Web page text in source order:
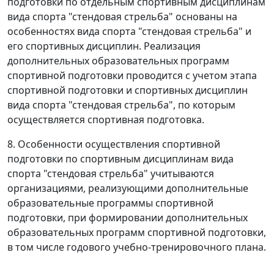
вида спорта "стендовая стрельба" основаны на
особенностях вида спорта "стендовая стрельба" и
его спортивных дисциплин. Реализация
дополнительных образовательных программ
спортивной подготовки проводится с учетом этапа
спортивной подготовки и спортивных дисциплин
вида спорта "стендовая стрельба", по которым
осуществляется спортивная подготовка.
8. Особенности осуществления спортивной
подготовки по спортивным дисциплинам вида
спорта "стендовая стрельба" учитываются
организациями, реализующими дополнительные
образовательные программы спортивной
подготовки, при формировании дополнительных
образовательных программ спортивной подготовки,
в том числе годового учебно-тренировочного плана.